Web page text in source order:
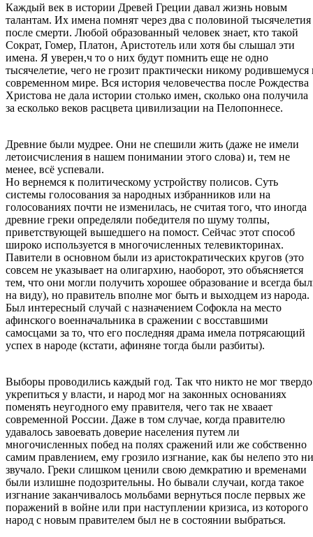
Каждый век в истории Древей Греции давал жизнь новым
талантам. Их имена помнят через два с половиной тысячелетия
после смерти. Любой образованный человек знает, кто такой
Сократ, Гомер, Платон, Аристотель или хотя бы слышал эти
имена. Я уверен,ч то о них будут помнить еще не одно
тысячелетие, чего не грозит практически никому родившемуся
современном мире. Вся история человечества после Рождества
Христова не дала истории столько имен, сколько она получила
за есколько веков расцвета цивилизации на Пелопоннесе.
Древние были мудрее. Они не спешили жить (даже не имели
летоисчисления в нашем понимании этого слова) и, тем не
менее, всё успевали.
Но вернемся к политическому устройству полисов. Суть
системы голосования за народных избранников или на
голосованиях почти не изменилась, не считая того, что иногда
древние греки определяли победителя по шуму толпы,
приветствующей вышедшего на помост. Сейчас этот способ
широко используется в многочисленных телевикторинах.
Павители в основном были из аристократических кругов (это
совсем не указывает на олигархию, наоборот, это объясняется
тем, что они могли получить хорошее образование и всегда
на виду), но правитель вполне мог быть и выходцем из народа.
Был интересный случай с назначением Софокла на место
афинского военначальника в сражении с восставшими
самосцами за то, что его последняя драма имела потрясающий
успех в народе (кстати, афиняне тогда были разбиты).
Выборы проводились каждый год. Так что никто не мог твердо
укрепиться у власти, и народ мог на законных основаниях
поменять неугодного ему правителя, чего так не хваает
современной России. Даже в том случае, когда правителю
удавалось завоевать доверие населения путем ли
многочисленных побед на полях сражений или же собственно
самим правлением, ему грозило изгнание, как бы нелепо это ни
звучало. Греки слишком ценили свою демкратию и временами
были излишне подозрительны. Но бывали случаи, когда такое
изгнание заканчивалось мольбами вернуться после первых же
поражений в войне или при наступлении кризиса, из которого
народ с новым правителем был не в состоянии выбраться.